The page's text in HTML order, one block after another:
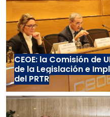
CEOE: la Comisión de
de la Legislación e
del PRTR